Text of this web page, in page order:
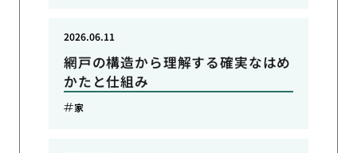
網戸の構造から理解する確実なはめ
かたと仕組み
2026.06.11
家